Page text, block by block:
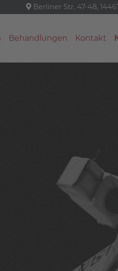
Berliner Str. 47-48,
Behandlungen Kontakt